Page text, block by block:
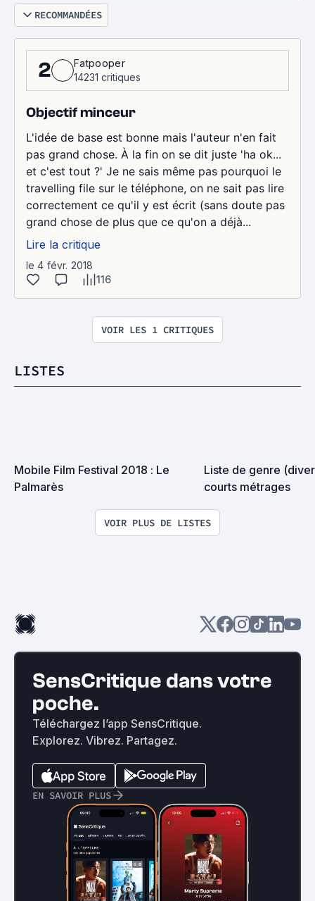
RECOMMANDÉES
2
Fatpooper
14231 critiques
Objectif minceur
L'idée de base est bonne mais l'auteur n'en fait
pas grand chose. À la fin on se dit juste 'ha ok...
et c'est tout ?' Je ne sais même pas pourquoi le
travelling file sur le téléphone, on ne sait pas lire
correctement ce qu'il y est écrit (sans doute pas
grand chose de plus que ce qu'on a déjà...
Lire la critique
le 4 févr. 2018
116
VOIR LES 1 CRITIQUES
LISTES
Mobile Film Festival 2018 : Le
Palmarès
Liste de genre
courts métrages
VOIR PLUS DE LISTES
SensCritique dans votre
poche.
Téléchargez l’app SensCritique.
Explorez. Vibrez. Partagez.
EN SAVOIR PLUS